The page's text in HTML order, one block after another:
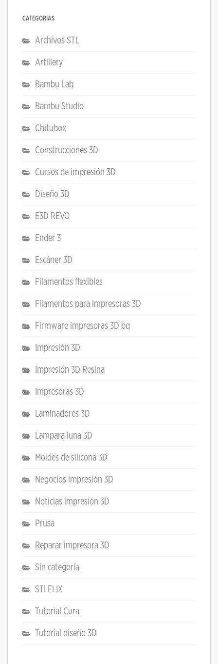
CATEGORÍAS
Archivos STL
Artillery
Bambu Lab
Bambu Studio
Chitubox
Construcciones 3D
Cursos de impresión 3D
Diseño 3D
E3D REVO
Ender 3
Escáner 3D
Filamentos flexibles
Filamentos para impresoras 3D
Firmware impresoras 3D bq
Impresión 3D
Impresión 3D Resina
Impresoras 3D
Laminadores 3D
Lampara luna 3D
Moldes de silicona 3D
Negocios impresión 3D
Noticias impresión 3D
Prusa
Reparar impresora 3D
Sin categoría
STLFLIX
Tutorial Cura
Tutorial diseño 3D